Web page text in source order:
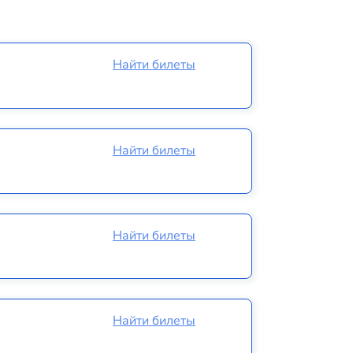
Найти билеты
Найти билеты
Найти билеты
Найти билеты